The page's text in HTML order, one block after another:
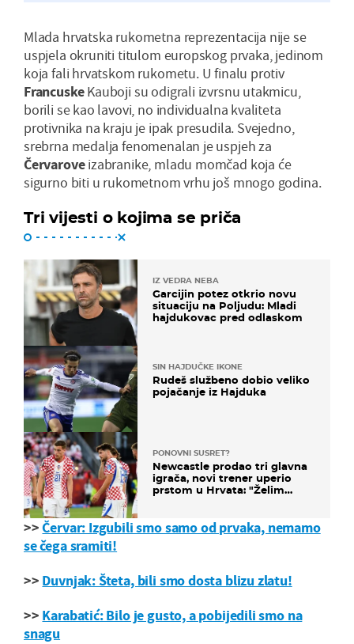
Mlada hrvatska rukometna reprezentacija nije se
uspjela okruniti titulom europskog prvaka, jedinom
koja fali hrvatskom rukometu. U finalu protiv
FrancuskeKauboji su odigrali izvrsnu utakmicu,
borili se kao lavovi, no individualna kvaliteta
protivnika na kraju je ipak presudila. Svejedno,
srebrna medalja fenomenalan je uspjeh za
Červaroveizabranike, mladu momčad koja će
sigurno biti u rukometnom vrhu još mnogo godina.
Tri vijesti o kojima se priča
IZ VEDRA NEBA
Garcijin potez otkrio novu
situaciju na Poljudu: Mladi
hajdukovac pred odlaskom
SIN HAJDUČKE IKONE
Rudeš službeno dobio veliko
pojačanje iz Hajduka
PONOVNI SUSRET?
Newcastle prodao tri glavna
igrača, novi trener uperio
prstom u Hrvata: "Želim
>>Červar: Izgubili smo samo od prvaka, nemamo
se čega sramiti!
>> Duvnjak: Šteta, bili smo dosta blizu zlatu!
>> Karabatić: Bilo je gusto, a pobijedili smo na
snagu